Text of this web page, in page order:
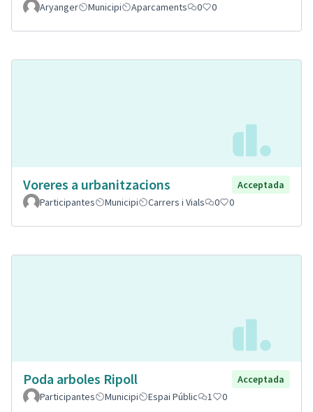
Aryanger Municipi Aparcaments 0 0
Voreres a urbanitzacions
Acceptada
Participantes
Municipi Carrers i Vials 0 0
Poda arboles Ripoll
Acceptada
Participantes
Municipi Espai Públic 1 0